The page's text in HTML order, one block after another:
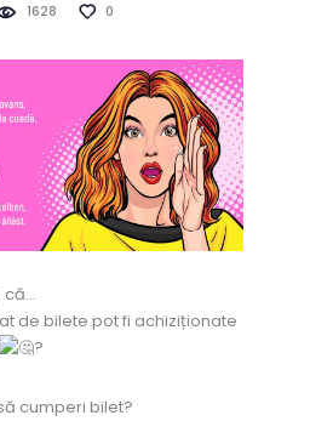
1628 0
că…
de bilete pot fi achiziționate
?
cumperi bilet?